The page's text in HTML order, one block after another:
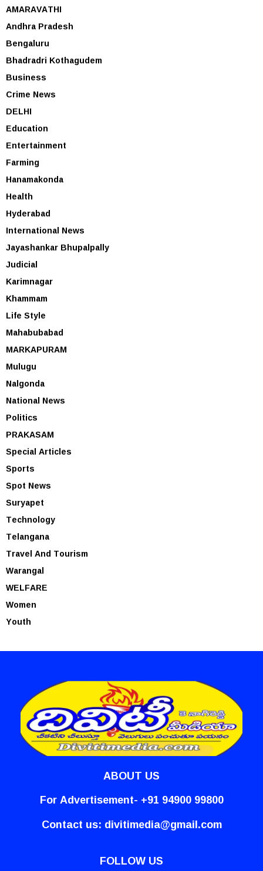
AMARAVATHI
Andhra Pradesh
Bengaluru
Bhadradri Kothagudem
Business
Crime News
DELHI
Education
Entertainment
Farming
Hanamakonda
Health
Hyderabad
International News
Jayashankar Bhupalpally
Judicial
Karimnagar
Khammam
Life Style
Mahabubabad
MARKAPURAM
Mulugu
Nalgonda
National News
Politics
PRAKASAM
Special Articles
Sports
Spot News
Suryapet
Technology
Telangana
Travel And Tourism
Warangal
WELFARE
Women
Youth
ABOUT US
For Advertisement- +91 94900 99800
Contact us: divitimedia@gmail.com
FOLLOW US